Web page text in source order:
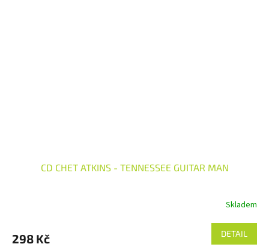
CD CHET ATKINS - TENNESSEE GUITAR MAN
Skladem
298 Kč DETAIL